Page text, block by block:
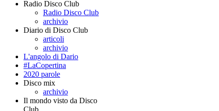
Radio Disco Club
Radio Disco Club
archivio
Diario di Disco Club
articoli
archivio
L'angolo di Dario
#LaCopertina
2020 parole
Disco mix
archivio
Il mondo visto da Disco
Club